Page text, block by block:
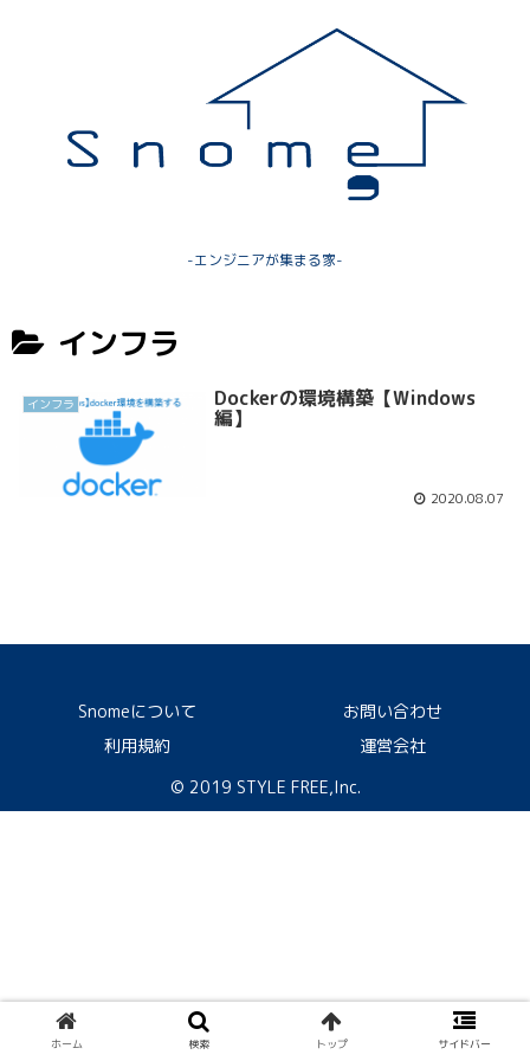
-エンジニアが集まる家-
インフラ
インフラ Dockerの環境構築【Windows
編】
2020.08.07
Snomeについて
お問い合わせ
利用規約
運営会社
© 2019 STYLE FREE,Inc.
ホーム 検索 トップ サイドバー